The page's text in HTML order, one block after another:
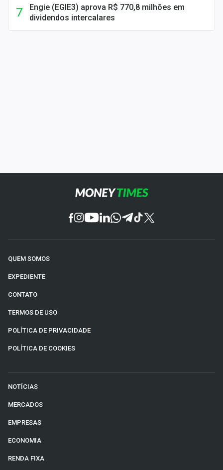
Engie (EGIE3) aprova R$ 770,8 milhões em
dividendos intercalares
QUEM SOMOS
EXPEDIENTE
CONTATO
TERMOS DE USO
POLÍTICA DE PRIVACIDADE
POLÍTICA DE COOKIES
NOTÍCIAS
MERCADOS
EMPRESAS
ECONOMIA
RENDA FIXA